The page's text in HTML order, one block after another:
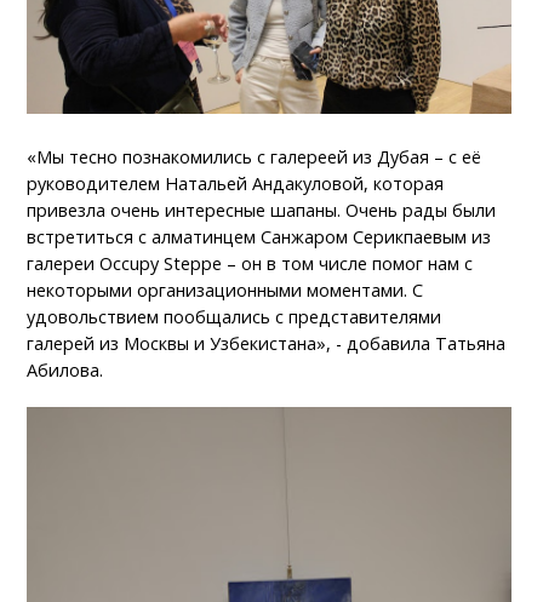
«Мы тесно познакомились с галереей из Дубая – с её
руководителем Натальей Андакуловой, которая
привезла очень интересные шапаны. Очень рады были
встретиться с алматинцем Санжаром Серикпаевым из
галереи Occupy Steppe – он в том числе помог нам с
некоторыми организационными моментами. С
удовольствием пообщались с представителями
галерей из Москвы и Узбекистана», - добавила Татьяна
Абилова.